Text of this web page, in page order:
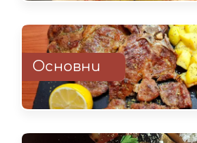
Основни